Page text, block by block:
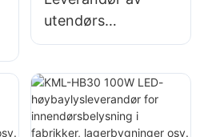
utendørs
parkerings- og
KML-FL2C 200W
LED-flomlys